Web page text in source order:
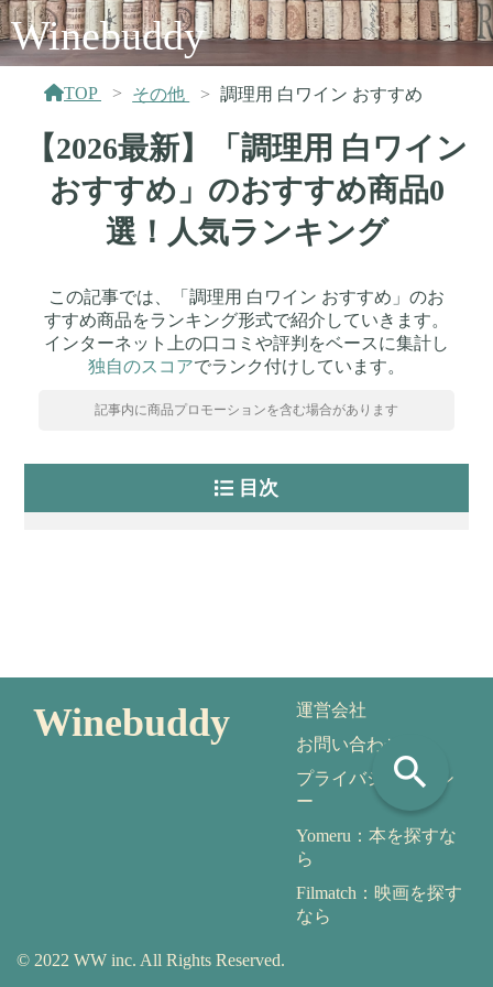
Winebuddy
TOP その他 調理用 白ワイン おすすめ
【2026最新】「調理用 白ワイン
おすすめ」のおすすめ商品0
選！人気ランキング
この記事では、「調理用 白ワイン おすすめ」のお
すすめ商品をランキング形式で紹介していきます。
インターネット上の口コミや評判をベースに集計し
独自のスコアでランク付けしています。
記事内に商品プロモーションを含む場合があります
目次
search
Winebuddy
運営会社
お問い合わせ
プライバシーポリシ
ー
Yomeru：本を探すな
ら
Filmatch：映画を探す
なら
© 2022 WW inc. All Rights Reserved.